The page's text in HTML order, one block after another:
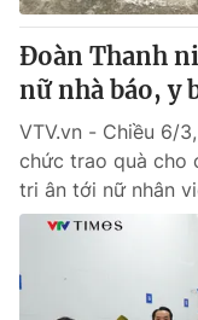
Đoàn Thanh
nữ nhà báo, y
VTV.vn - Chiều 6/
chức trao quà cho
tri ân tới nữ nhân